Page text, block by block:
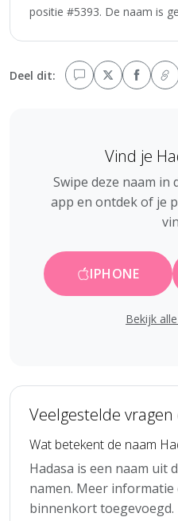
positie #5393. De naam is
Deel dit:
Vind je
Swipe deze naam in
app en ontdek of je
IPHONE
Bekijk
Veelgestelde vragen
Wat betekent de naam
Hadasa is een naam uit
namen. Meer
binnenkort toegevoegd.